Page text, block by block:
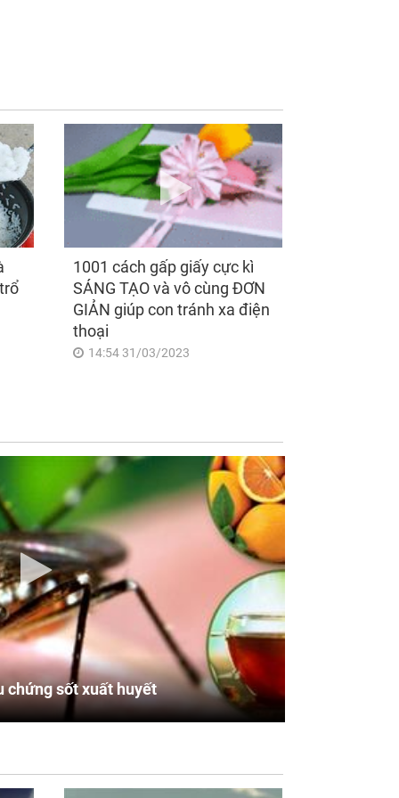
ngày hôm nay
2026), 3 con
vận trình như 'cá
hóa rồng', giàu
bất chấp, số đỏ
như son
Kết hôn 3 năm, bạn bè
ghen tỵ vì tôi được
chồng chiều chuộng
hết mực nhưng sự
thật phía sau khiến tôi
khóc nghẹn
1001 cách gấp giấy cực kì
SÁNG TẠO và vô cùng ĐƠN
GIẢN giúp con tránh xa điện
thoại
14:54 31/03/2023
chứng sốt xuất huyết